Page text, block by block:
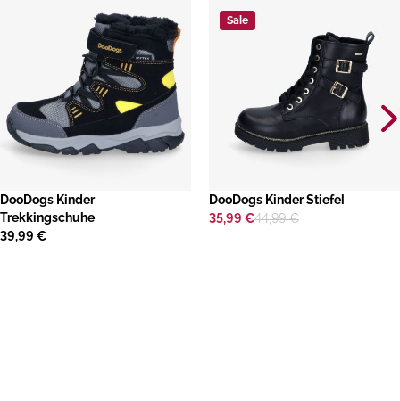
DooDogs Kinder
Trekkingschuhe
39,99 €
Sale
​DooDogs Kinder Stiefel
35,99 €44,99 €